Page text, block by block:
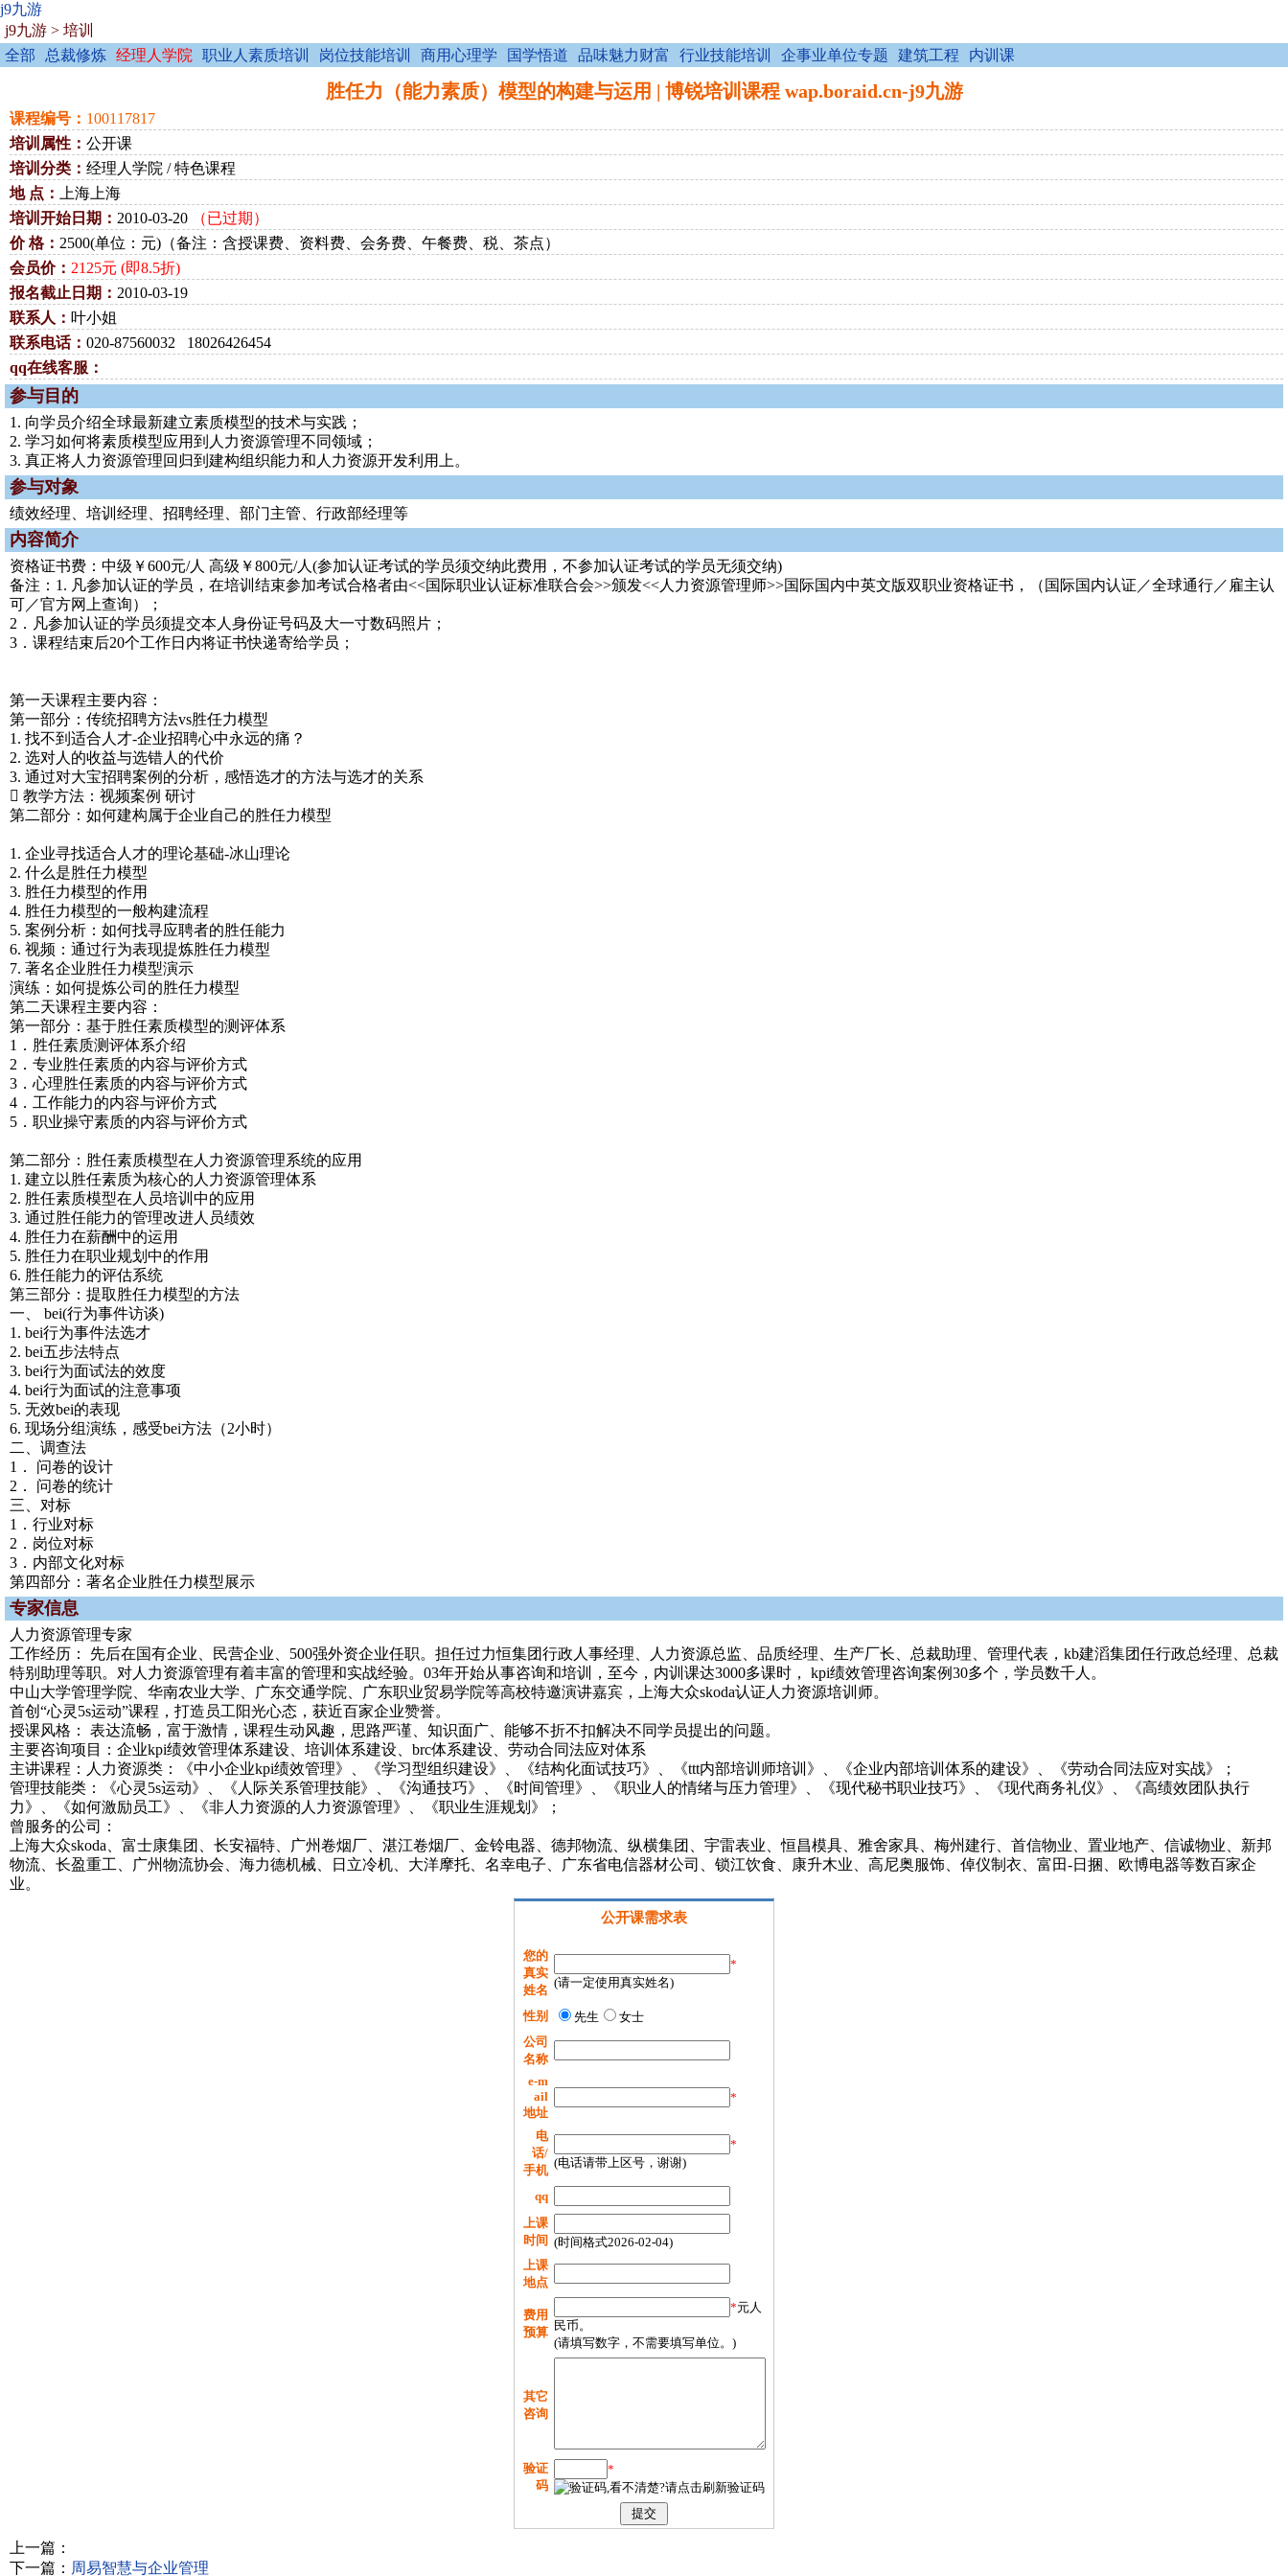
j9九游
j9九游 > 培训
全部
总裁修炼 经理人学院 职业人素质培训 岗位技能培训 商用心理学 国学悟道 品味魅力财富 行业技能培训 企事业单位专题 建筑工程 内训课
胜任力（能力素质）模型的构建与运用 | 博锐培训课程 wap.boraid.cn-j9九游
课程编号： 100117817
培训属性： 公开课
培训分类： 经理人学院 / 特色课程
地 点：
上海上海
培训开始日期： 2010-03-20
（已过期）
价 格： 2500(单位：元)（备注：含授课费、资料费、会务费、午餐费、税、茶点）
会员价： 2125元 (即8.5折)
报名截止日期： 2010-03-19
联系人： 叶小姐
联系电话： 020-87560032 18026426454
qq在线客服：
参与目的
1. 向学员介绍全球最新建立素质模型的技术与实践；
2. 学习如何将素质模型应用到人力资源管理不同领域；
3. 真正将人力资源管理回归到建构组织能力和人力资源开发利用上。
参与对象
绩效经理、培训经理、招聘经理、部门主管、行政部经理等
内容简介
资格证书费：中级￥600元/人 高级￥800元/人(参加认证考试的学员须交纳此费用，不参加认证考试的学员无须交纳)
备注：1. 凡参加认证的学员，在培训结束参加考试合格者由<<国际职业认证标准联合会>>颁发<<人力资源管理师>>国际国内中英文版双职业资格证书，（国际国内认证／全球通行／雇主认
可／官方网上查询）；
2．凡参加认证的学员须提交本人身份证号码及大一寸数码照片；
3．课程结束后20个工作日内将证书快递寄给学员；
第一天课程主要内容：
第一部分：传统招聘方法vs胜任力模型
1. 找不到适合人才-企业招聘心中永远的痛？
2. 选对人的收益与选错人的代价
3. 通过对大宝招聘案例的分析，感悟选才的方法与选才的关系
 教学方法：视频案例 研讨
第二部分：如何建构属于企业自己的胜任力模型
1. 企业寻找适合人才的理论基础-冰山理论
2. 什么是胜任力模型
3. 胜任力模型的作用
4. 胜任力模型的一般构建流程
5. 案例分析：如何找寻应聘者的胜任能力
6. 视频：通过行为表现提炼胜任力模型
7. 著名企业胜任力模型演示
演练：如何提炼公司的胜任力模型
第二天课程主要内容：
第一部分：基于胜任素质模型的测评体系
1．胜任素质测评体系介绍
2．专业胜任素质的内容与评价方式
3．心理胜任素质的内容与评价方式
4．工作能力的内容与评价方式
5．职业操守素质的内容与评价方式
第二部分：胜任素质模型在人力资源管理系统的应用
1. 建立以胜任素质为核心的人力资源管理体系
2. 胜任素质模型在人员培训中的应用
3. 通过胜任能力的管理改进人员绩效
4. 胜任力在薪酬中的运用
5. 胜任力在职业规划中的作用
6. 胜任能力的评估系统
第三部分：提取胜任力模型的方法
一、 bei(行为事件访谈)
1. bei行为事件法选才
2. bei五步法特点
3. bei行为面试法的效度
4. bei行为面试的注意事项
5. 无效bei的表现
6. 现场分组演练，感受bei方法（2小时）
二、调查法
1． 问卷的设计
2． 问卷的统计
三、对标
1．行业对标
2．岗位对标
3．内部文化对标
第四部分：著名企业胜任力模型展示
专家信息
人力资源管理专家
工作经历： 先后在国有企业、民营企业、500强外资企业任职。担任过力恒集团行政人事经理、人力资源总监、品质经理、生产厂长、总裁助理、管理代表，kb建滔集团任行政总经理、总裁
特别助理等职。对人力资源管理有着丰富的管理和实战经验。03年开始从事咨询和培训，至今，内训课达3000多课时， kpi绩效管理咨询案例30多个，学员数千人。
中山大学管理学院、华南农业大学、广东交通学院、广东职业贸易学院等高校特邀演讲嘉宾，上海大众skoda认证人力资源培训师。
首创“心灵5s运动”课程，打造员工阳光心态，获近百家企业赞誉。
授课风格： 表达流畅，富于激情，课程生动风趣，思路严谨、知识面广、能够不折不扣解决不同学员提出的问题。
主要咨询项目：企业kpi绩效管理体系建设、培训体系建设、brc体系建设、劳动合同法应对体系
主讲课程：人力资源类：《中小企业kpi绩效管理》、《学习型组织建设》、《结构化面试技巧》、《ttt内部培训师培训》、《企业内部培训体系的建设》、《劳动合同法应对实战》；
管理技能类：《心灵5s运动》、《人际关系管理技能》、《沟通技巧》、《时间管理》、《职业人的情绪与压力管理》、《现代秘书职业技巧》、《现代商务礼仪》、《高绩效团队执行
力》、《如何激励员工》、《非人力资源的人力资源管理》、《职业生涯规划》；
曾服务的公司：
上海大众skoda、富士康集团、长安福特、广州卷烟厂、湛江卷烟厂、金铃电器、德邦物流、纵横集团、宇雷表业、恒昌模具、雅舍家具、梅州建行、首信物业、置业地产、信诚物业、新邦
物流、长盈重工、广州物流协会、海力德机械、日立冷机、大洋摩托、名幸电子、广东省电信器材公司、锁江饮食、康升木业、高尼奥服饰、倬仪制衣、富田-日捆、欧博电器等数百家企
业。
公开课需求表
您的
真实
姓名
*
(请一定使用真实姓名)
性别 先生
女士
公司
名称
e-m
ail
地址
*
电
话/
手机
*
(电话请带上区号，谢谢)
qq
上课
时间 (时间格式2026-02-04)
上课
地点
费用
预算
*元人
民币。
(请填写数字，不需要填写单位。)
其它
咨询
验证
码
*
上一篇：
下一篇： 周易智慧与企业管理